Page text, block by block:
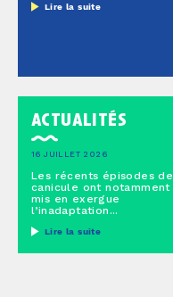
Lire la suite
actualités
16 JUILLET 2026
Les récents épisodes de
canicule ont notamment
mis en exergue
l’inadaptation...
Lire la suite